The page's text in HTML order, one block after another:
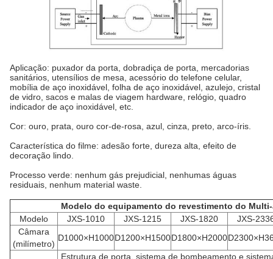
Aplicação: puxador da porta, dobradiça de porta, mercadorias
sanitários, utensílios de mesa, acessório do telefone celular,
mobília de aço inoxidável, folha de aço inoxidável, azulejo, cristal
de vidro, sacos e malas de viagem hardware, relógio, quadro
indicador de aço inoxidável, etc.
Cor: ouro, prata, ouro cor-de-rosa, azul, cinza, preto, arco-íris.
Característica do filme: adesão forte, dureza alta, efeito de
decoração lindo.
Processo verde: nenhum gás prejudicial, nenhumas águas
residuais, nenhum material waste.
Modelo do equipamento do revestimento do
Modelo
JXS-1010 JXS-1215 JXS-1820
JXS-
Câmara
(milímetro)
D1000×H1000D1200×H1500D1800×H2000
Estrutura de porta, sistema de bombeamento e